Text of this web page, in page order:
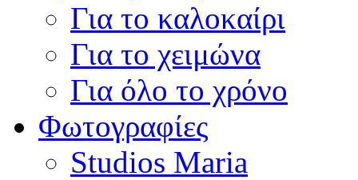
Για το καλοκαίρι
Για το χειμώνα
Για όλο το χρόνο
Φωτογραφίες
Studios Maria